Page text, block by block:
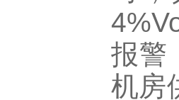
报警
机房